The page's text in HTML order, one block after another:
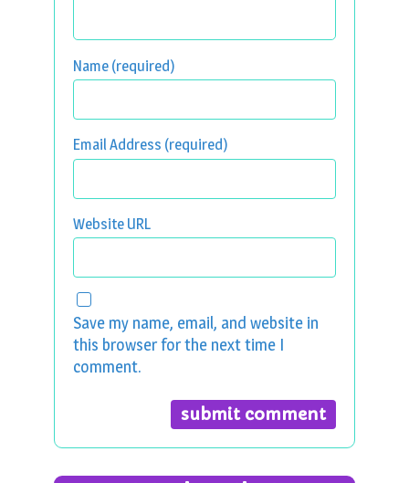
Name (required)
Email Address (required)
Website URL
Save my name, email, and website in
this browser for the next time I
comment.